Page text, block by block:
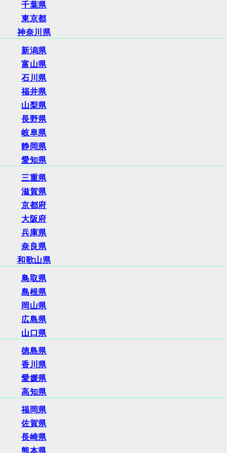
千葉県
東京都
神奈川県
新潟県
富山県
石川県
福井県
山梨県
長野県
岐阜県
静岡県
愛知県
三重県
滋賀県
京都府
大阪府
兵庫県
奈良県
和歌山県
鳥取県
島根県
岡山県
広島県
山口県
徳島県
香川県
愛媛県
高知県
福岡県
佐賀県
長崎県
熊本県